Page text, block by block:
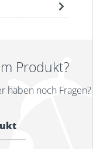
Produkt?
haben noch Fragen?